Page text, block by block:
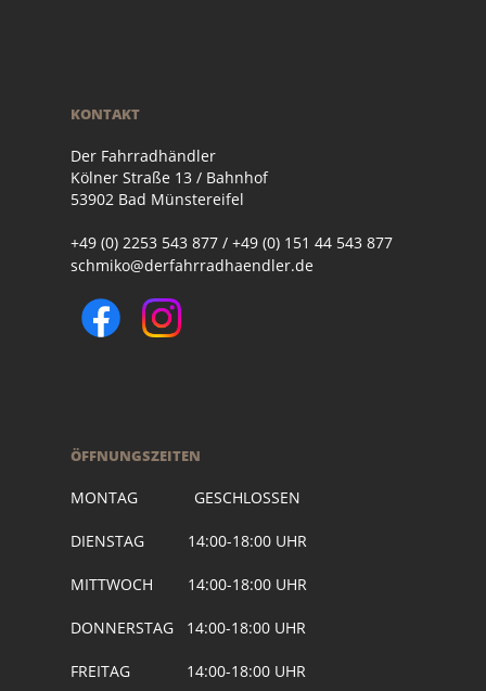
KONTAKT
Der Fahrradhändler
Kölner Straße 13 / Bahnhof
53902 Bad Münstereifel
+49 (0) 2253 543 877 / +49 (0) 151 44 543 877
schmiko@derfahrradhaendler.de
ÖFFNUNGSZEITEN
MONTAG GESCHLOSSEN
DIENSTAG 14:00-18:00 UHR
MITTWOCH 14:00-18:00 UHR
DONNERSTAG 14:00-18:00 UHR
FREITAG 14:00-18:00 UHR